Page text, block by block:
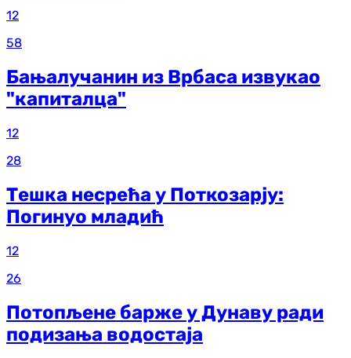
12
58
Бањалучанин из Врбаса извукао
"капиталца"
12
28
Тешка несрећа у Поткозарју:
Погинуо младић
12
26
Потопљене барже у Дунаву ради
подизања водостаја